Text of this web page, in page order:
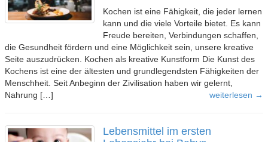
Kochen ist eine Fähigkeit, die jeder lernen
kann und die viele Vorteile bietet. Es kann
Freude bereiten, Verbindungen schaffen,
die Gesundheit fördern und eine Möglichkeit sein, unsere kreative
Seite auszudrücken. Kochen als kreative Kunstform Die Kunst des
Kochens ist eine der ältesten und grundlegendsten Fähigkeiten der
Menschheit. Seit Anbeginn der Zivilisation haben wir gelernt,
Nahrung […]
weiterlesen →
Lebensmittel im ersten